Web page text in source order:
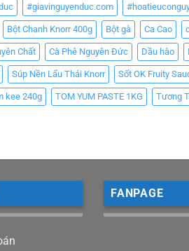
#giavinguyenduc.com
Bột Chanh Knorr 400g Bột gà Ca Cao
Chất Cà Phê Nguyên Đức Dầu hào
Súp Nền Lẩu Thái Knorr Sốt OK Fruity
kee 240g TOM YUM PASTE 1KG Tương
FANPAGE